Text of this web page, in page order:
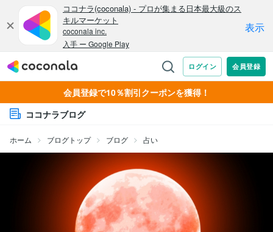
会員登録で10％割引クーポンを獲得！
ココナラブログ
ホーム ブログトップ ブログ 占い